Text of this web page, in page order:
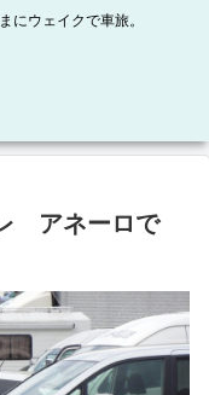
にウェイクで車旅。
アネーロで